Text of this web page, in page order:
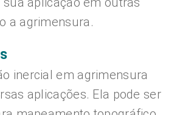
a agrimensura.
inercial em agrimensura
aplicações. Ela pode ser